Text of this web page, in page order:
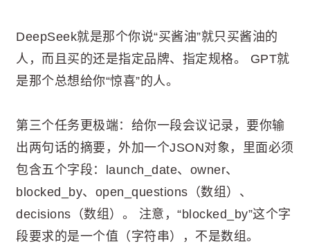
DeepSeek就是那个你说“买酱油”就只买酱油的
人，而且买的还是指定品牌、指定规格。 GPT就
是那个总想给你“惊喜”的人。
第三个任务更极端：给你一段会议记录，要你输
出两句话的摘要，外加一个JSON对象，里面必须
包含五个字段：launch_date、owner、
blocked_by、open_questions（数组）、
decisions（数组）。 注意，“blocked_by”这个字
段要求的是一个值（字符串），不是数组。